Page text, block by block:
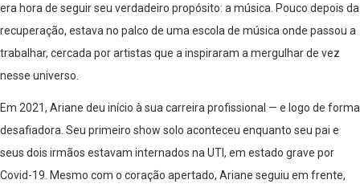
era hora de seguir seu verdadeiro propósito: a música. Pouco depois da
recuperação, estava no palco de uma escola de música onde passou a
trabalhar, cercada por artistas que a inspiraram a mergulhar de vez
nesse universo.
Em 2021, Ariane deu início à sua carreira profissional — e logo de forma
desafiadora. Seu primeiro show solo aconteceu enquanto seu pai e
seus dois irmãos estavam internados na UTI, em estado grave por
Covid-19. Mesmo com o coração apertado, Ariane seguiu em frente,